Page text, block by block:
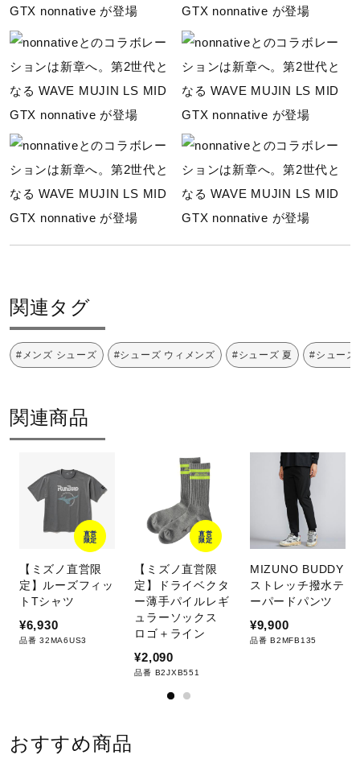
i
d
e
関連タグ
#メンズ シューズ #シューズ ウィメンズ #シューズ 夏 #シュー
関連商品
直営
限定
【ミズノ直営限
定】ルーズフィッ
トTシャツ
¥6,930
品番 32MA6US3
直営
限定
【ミズノ直営限
定】ドライベクタ
ー薄手パイルレギ
ュラーソックス
ロゴ＋ライン
¥2,090
品番 B2JXB551
MIZUNO BUDDY
ストレッチ撥水テ
ーパードパンツ
¥9,900
品番 B2MFB135
おすすめ商品